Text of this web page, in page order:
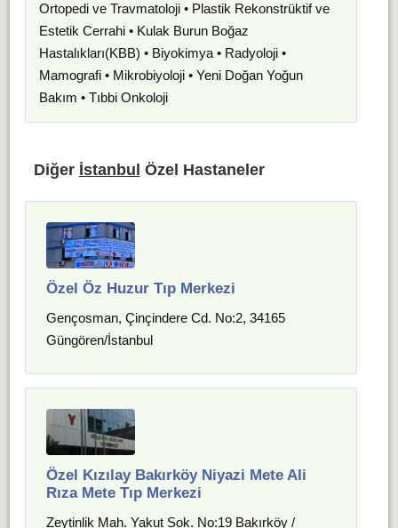
Ortopedi ve Travmatoloji • Plastik Rekonstrüktif ve
Estetik Cerrahi • Kulak Burun Boğaz
Hastalıkları(KBB) • Biyokimya • Radyoloji •
Mamografi • Mikrobiyoloji • Yeni Doğan Yoğun
Bakım • Tıbbi Onkoloji
Diğer İstanbul Özel Hastaneler
Özel Öz Huzur Tıp Merkezi
Gençosman, Çinçindere Cd. No:2, 34165
Güngören/İstanbul
Özel Kızılay Bakırköy Niyazi Mete Ali
Rıza Mete Tıp Merkezi
Zeytinlik Mah. Yakut Sok. No:19 Bakırköy /